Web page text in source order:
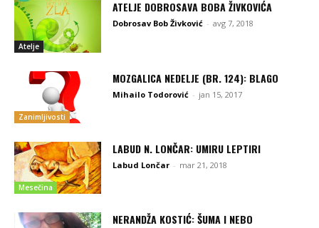
Atelje
ATELJE DOBROSAVA BOBA ŽIVKOVIĆA
Dobrosav Bob Živković - avg 7, 2018
Zanimljivosti
MOZGALICA NEDELJE (BR. 124): BLAGO
Mihailo Todorović - jan 15, 2017
Mesečina
LABUD N. LONČAR: UMIRU LEPTIRI
Labud Lončar - mar 21, 2018
NERANDŽA KOSTIĆ: ŠUMA I NEBO